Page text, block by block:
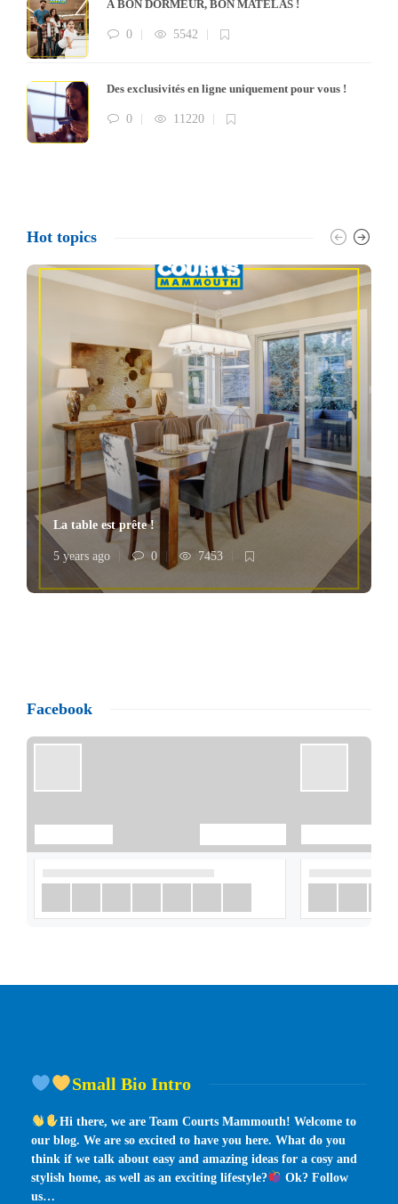
À BON DORMEUR, BON MATELAS !
0 5542
Des exclusivités en ligne uniquement pour vous !
0 11220
Hot topics
La table est prête !
5 years ago 0 7453
Facebook
Small Bio Intro
Hi there, we are Team Courts Mammouth! Welcome to
our blog. We are so excited to have you here. What do you
think if we talk about easy and amazing ideas for a cosy and
stylish home, as well as an exciting lifestyle?
Ok? Follow
us…